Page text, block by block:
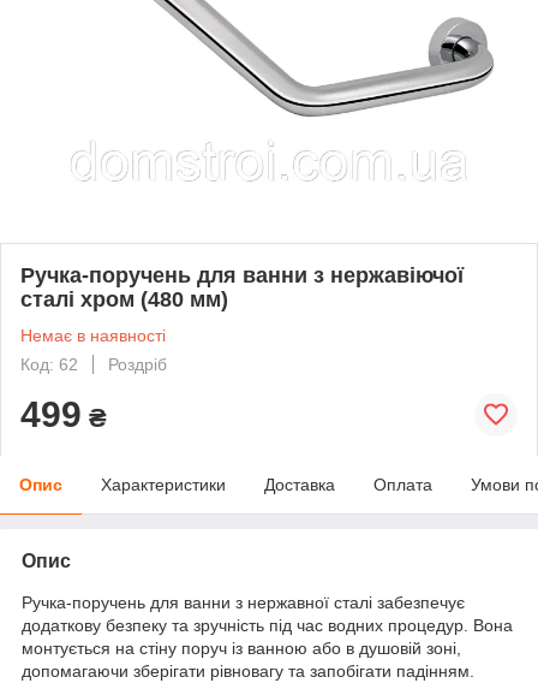
Ручка-поручень для ванни з нержавіючої
сталі хром (480 мм)
Немає в наявності
Код: 62
Роздріб
499 ₴
Опис Характеристики Доставка Оплата Умови
Опис
Ручка-поручень для ванни з нержавної сталі забезпечує
додаткову безпеку та зручність під час водних процедур. Вона
монтується на стіну поруч із ванною або в душовій зоні,
допомагаючи зберігати рівновагу та запобігати падінням.